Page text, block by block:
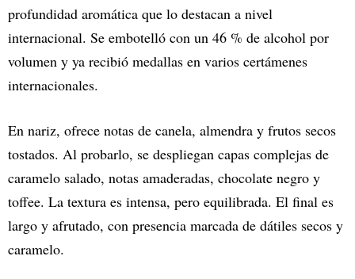
profundidad aromática que lo destacan a nivel
internacional. Se embotelló con un 46 % de alcohol por
volumen y ya recibió medallas en varios certámenes
internacionales.
En nariz, ofrece notas de canela, almendra y frutos secos
tostados. Al probarlo, se despliegan capas complejas de
caramelo salado, notas amaderadas, chocolate negro y
toffee. La textura es intensa, pero equilibrada. El final es
largo y afrutado, con presencia marcada de dátiles secos y
caramelo.